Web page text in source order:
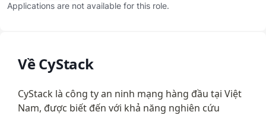
Applications are not available for this role.
Về CyStack
CyStack là công ty an ninh mạng hàng đầu tại Việt
Nam, được biết đến với khả năng nghiên cứu